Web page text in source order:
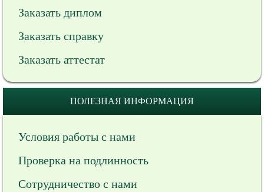
Заказать диплом
Заказать справку
Заказать аттестат
ПОЛЕЗНАЯ ИНФОРМАЦИЯ
Условия работы с нами
Проверка на подлинность
Сотрудничество с нами